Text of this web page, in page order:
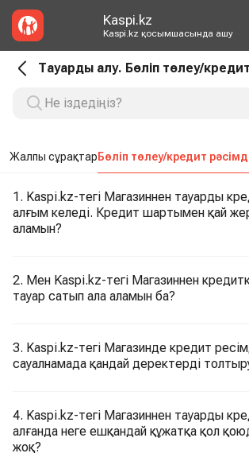
Kaspi.kz
Kaspi.kz қосымшасында ашу
Жалпы сұрақтарБөліп төлеу/кредит
1. Kaspi.kz-тегі Магазиннен тауарды
алғым келеді. Кредит шартымен қай
аламын?
2. Мен Kaspi.kz-тегі Магазиннен
тауар сатып ала аламын ба?
3. Kaspi.kz-тегі Магазинде кредит
сауалнамада қандай деректерді
4. Kaspi.kz-тегі Магазиннен тауарды
алғанда неге ешқандай құжатқа қол
жоқ?